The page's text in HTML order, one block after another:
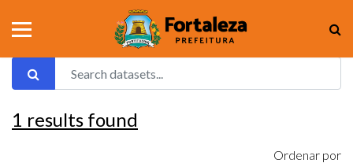
1 results found
Ordenar por